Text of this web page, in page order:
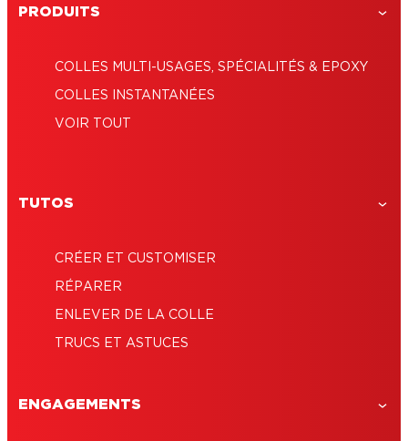
PRODUITS
COLLES MULTI-USAGES, SPÉCIALITÉS & EPOXY
COLLES INSTANTANÉES
VOIR TOUT
TUTOS
CRÉER ET CUSTOMISER
RÉPARER
ENLEVER DE LA COLLE
TRUCS ET ASTUCES
ENGAGEMENTS